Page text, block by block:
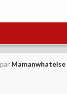
Mamanwhatelse